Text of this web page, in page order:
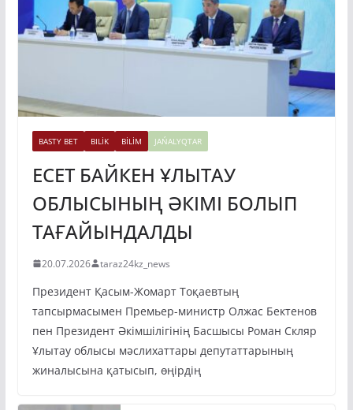
BASTY BET BILİK BİLİM JAŃALYQTAR
ЕСЕТ БАЙКЕН ҰЛЫТАУ
ОБЛЫСЫНЫҢ ӘКІМІ БОЛЫП
ТАҒАЙЫНДАЛДЫ
20.07.2026 taraz24kz_news
Президент Қасым-Жомарт Тоқаевтың
тапсырмасымен Премьер-министр Олжас Бектенов
пен Президент Әкімшілігінің Басшысы Роман Скляр
Ұлытау облысы мәслихаттары депутаттарының
жиналысына қатысып, өңірдің